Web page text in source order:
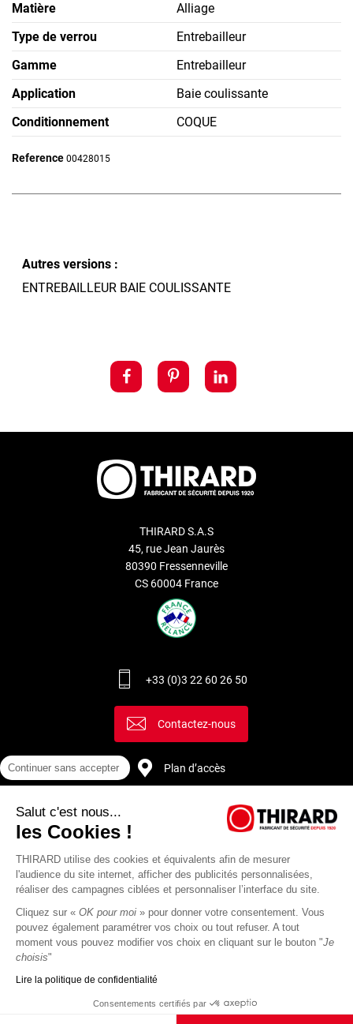
Matière
Alliage
Type de verrou
Entrebailleur
Gamme
Entrebailleur
Application
Baie coulissante
Conditionnement
COQUE
Reference 00428015
Autres versions :
ENTREBAILLEUR BAIE COULISSANTE
THIRARD S.A.S
45, rue Jean Jaurès
80390 Fressenneville
CS 60004 France
+33 (0)3 22 60 26 50
Contactez-nous
Plan d’accès
protection des
Thirard
de
Continuer sans accepter
Salut c'est nous...
les Cookies !
THIRARD utilise des cookies et équivalents afin de mesurer
l'audience du site internet, afficher des publicités personnalisées,
réaliser des campagnes ciblées et personnaliser l’interface du site.
Cliquez sur « OK pour moi » pour donner votre consentement. Vous
pouvez également paramétrer vos choix ou tout refuser. A tout
moment vous pouvez modifier vos choix en cliquant sur le bouton "Je
choisis"
Lire la politique de confidentialité
Consentements certifiés par